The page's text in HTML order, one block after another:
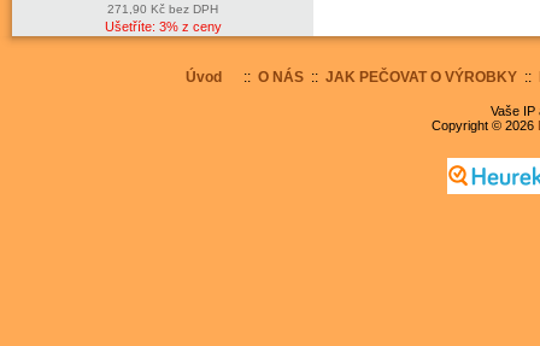
271,90 Kč bez DPH
Ušetříte: 3% z ceny
Úvod :: O NÁS:: JAK PEČOVAT O VÝROBKY::
Vaše IP
Copyright © 2026